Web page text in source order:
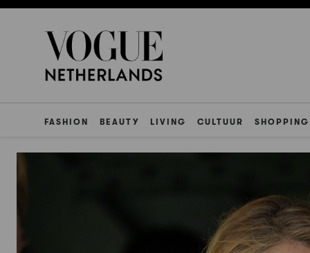
FASHION BEAUTY LIVING CULTUUR SHOPPING